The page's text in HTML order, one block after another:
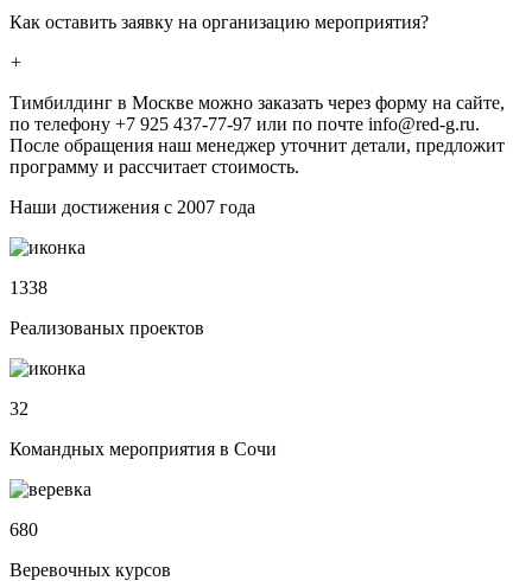
Как оставить заявку на организацию мероприятия?
+
Тимбилдинг в Москве можно заказать через форму на сайте,
по телефону +7 925 437-77-97 или по почте info@red-g.ru.
После обращения наш менеджер уточнит детали, предложит
программу и рассчитает стоимость.
Наши достижения с 2007 года
1338
Реализованых проектов
32
Командных мероприятия в Сочи
680
Веревочных курсов